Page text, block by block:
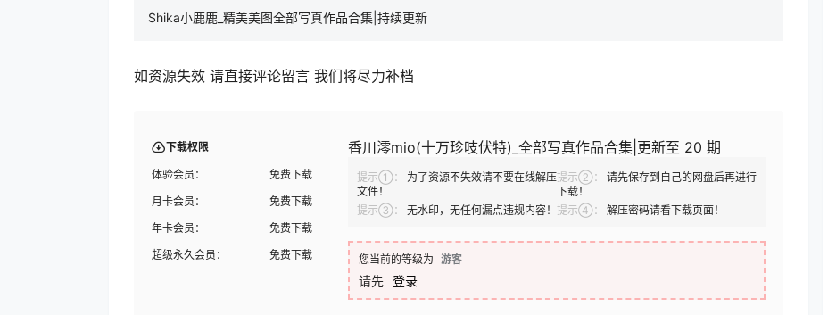
Shika小鹿鹿_精美美图全部写真作品合集|持续更新
如资源失效 请直接评论留言 我们将尽力补档
下载权限
体验会员：
免费下载
月卡会员：
免费下载
年卡会员：
免费下载
超级永久会员：
免费下载
香川澪mio(十万珍吱伏特)_全部写真作品合集|更新至 20 期
提示①：
为了资源不失效请不要在线解压
文件！
提示②：
请先保存到自己的网盘后再进行
下载！
提示③：
无水印，无任何漏点违规内容！ 提示④： 解压密码请看下载页面！
您当前的等级为 游客
请先 登录